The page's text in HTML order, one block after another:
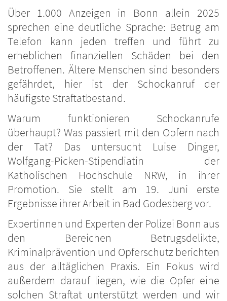
Über 1.000 Anzeigen in Bonn allein 2025
sprechen eine deutliche Sprache: Betrug am
Telefon kann jeden treffen und führt zu
erheblichen finanziellen Schäden bei den
Betroffenen. Ältere Menschen sind besonders
gefährdet, hier ist der Schockanruf der
häufigste Straftatbestand.
Warum funktionieren Schockanrufe
überhaupt? Was passiert mit den Opfern nach
der Tat? Das untersucht Luise Dinger,
Wolfgang-Picken-Stipendiatin der
Katholischen Hochschule NRW, in ihrer
Promotion. Sie stellt am 19. Juni erste
Ergebnisse ihrer Arbeit in Bad Godesberg vor.
Expertinnen und Experten der Polizei Bonn aus
den Bereichen Betrugsdelikte,
Kriminalprävention und Opferschutz berichten
aus der alltäglichen Praxis. Ein Fokus wird
außerdem darauf liegen, wie die Opfer eine
solchen Straftat unterstützt werden und wir